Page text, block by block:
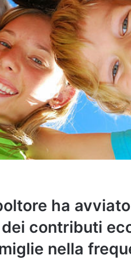
ha
dei contributi
nella